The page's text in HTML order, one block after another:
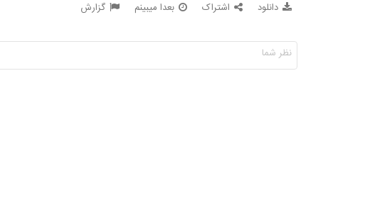
دانلود اشتراک بعدا میبینم گزارش